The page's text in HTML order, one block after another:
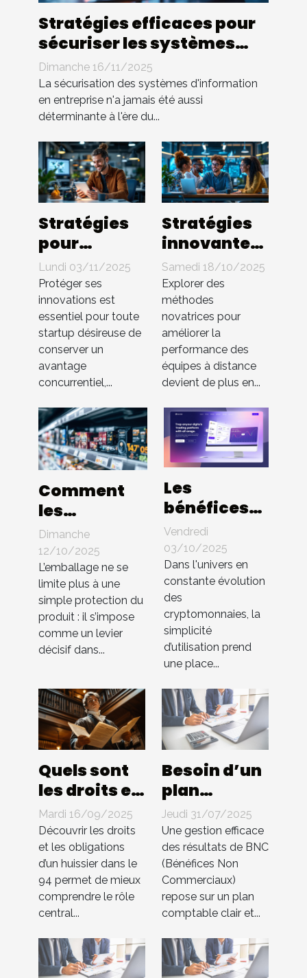
Stratégies efficaces pour
sécuriser les systèmes
d'information en
entreprise
Dimanche 16/11/2025
La sécurisation des systèmes d'information
en entreprise n'a jamais été aussi
déterminante à l'ère du...
Stratégies
pour
protéger les
innovations
en startup
sans brevet
Lundi 03/11/2025
Protéger ses
innovations est
essentiel pour toute
startup désireuse de
conserver un
avantage
concurrentiel,...
Stratégies
innovantes
pour
booster
l'efficacité
des équipes
à distance
Samedi 18/10/2025
Explorer des
méthodes
novatrices pour
améliorer la
performance des
équipes à distance
devient de plus en...
Comment
les
innovations
en
packaging
influencent-
elles les
ventes ?
Dimanche
12/10/2025
L’emballage ne se
limite plus à une
simple protection du
produit : il s’impose
comme un levier
décisif dans...
Les
bénéfices
d'une
interface
utilisateur
intuitive
dans les
échanges
de cryptos
Vendredi
03/10/2025
Dans l'univers en
constante évolution
des
cryptomonnaies, la
simplicité
d’utilisation prend
une place...
Quels sont
les droits et
les
obligations
d'un
huissier
dans le 94 ?
Mardi 16/09/2025
Découvrir les droits
et les obligations
d’un huissier dans le
94 permet de mieux
comprendre le rôle
central...
Besoin d’un
plan
comptable
pour BNC ?
Compta 4
You
s’occupe de
tout !
Jeudi 31/07/2025
Une gestion efficace
des résultats de BNC
(Bénéfices Non
Commerciaux)
repose sur un plan
comptable clair et...